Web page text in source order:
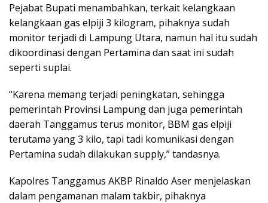
Pejabat Bupati menambahkan, terkait kelangkaan
kelangkaan gas elpiji 3 kilogram, pihaknya sudah
monitor terjadi di Lampung Utara, namun hal itu sudah
dikoordinasi dengan Pertamina dan saat ini sudah
seperti suplai.
“Karena memang terjadi peningkatan, sehingga
pemerintah Provinsi Lampung dan juga pemerintah
daerah Tanggamus terus monitor, BBM gas elpiji
terutama yang 3 kilo, tapi tadi komunikasi dengan
Pertamina sudah dilakukan supply,” tandasnya.
Kapolres Tanggamus AKBP Rinaldo Aser menjelaskan
dalam pengamanan malam takbir, pihaknya